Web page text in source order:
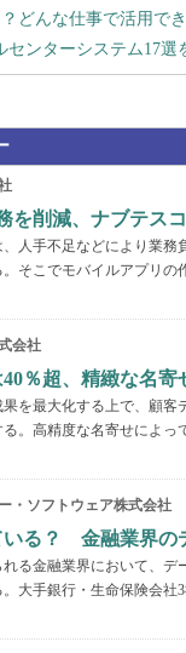
どんな仕事で活用で
センターシステム17
を削減、ナブテス
人手不足などにより業
そこでモバイルアプリ
会社
％超、精緻な名
を最大化する上で、顧
。高精度な名寄せによ
・ソフトウェア株式会社
る？ 金融業界の
る金融業界において、
大手銀行・生命保険会